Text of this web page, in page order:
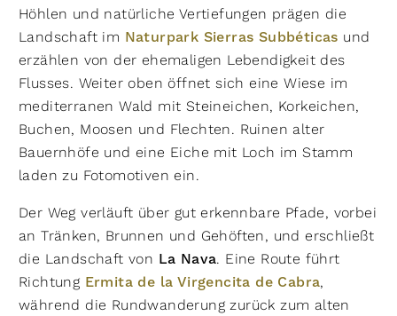
Höhlen und natürliche Vertiefungen prägen die
Landschaft im Naturpark Sierras Subbéticas und
erzählen von der ehemaligen Lebendigkeit des
Flusses. Weiter oben öffnet sich eine Wiese im
mediterranen Wald mit Steineichen, Korkeichen,
Buchen, Moosen und Flechten. Ruinen alter
Bauernhöfe und eine Eiche mit Loch im Stamm
laden zu Fotomotiven ein.
Der Weg verläuft über gut erkennbare Pfade, vorbei
an Tränken, Brunnen und Gehöften, und erschließt
die Landschaft von La Nava. Eine Route führt
Richtung Ermita de la Virgencita de Cabra,
während die Rundwanderung zurück zum alten